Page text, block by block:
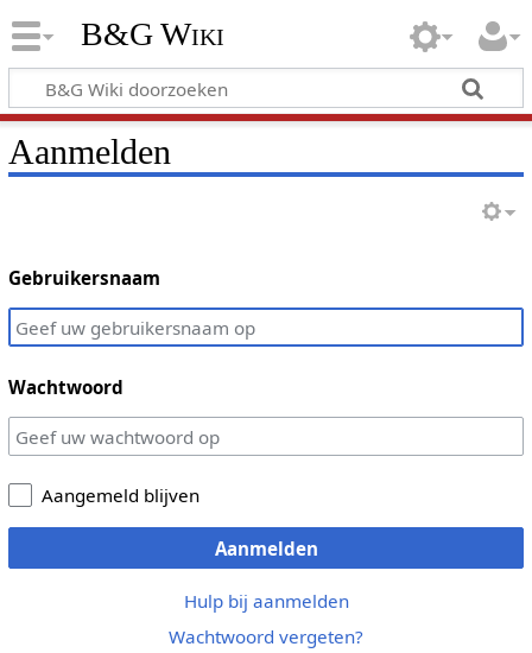
B&G Wiki
Aanmelden
Gebruikersnaam
Wachtwoord
Aangemeld blijven
Aanmelden
Hulp bij aanmelden
Wachtwoord vergeten?